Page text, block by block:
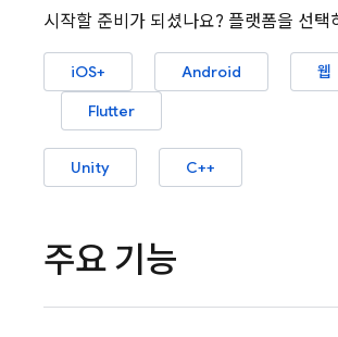
시작할 준비가 되셨나요? 플랫폼을 선택
iOS+ Android
웹
Flutter
Unity C++
주요 기능